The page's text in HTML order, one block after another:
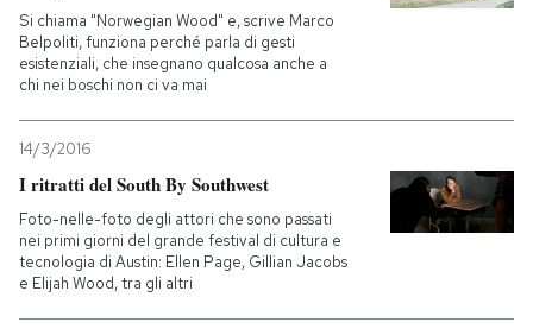
Si chiama "Norwegian Wood" e, scrive Marco
Belpoliti, funziona perché parla di gesti
esistenziali, che insegnano qualcosa anche a
chi nei boschi non ci va mai
14/3/2016
I ritratti del South By Southwest
Foto-nelle-foto degli attori che sono passati
nei primi giorni del grande festival di cultura e
tecnologia di Austin: Ellen Page, Gillian Jacobs
e Elijah Wood, tra gli altri